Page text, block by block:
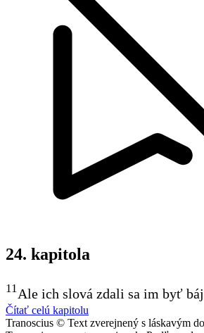
24. kapitola
11Ale ich slová zdali sa im byť
Čítať celú kapitolu
Tranoscius © Text zverejnený s láskavým